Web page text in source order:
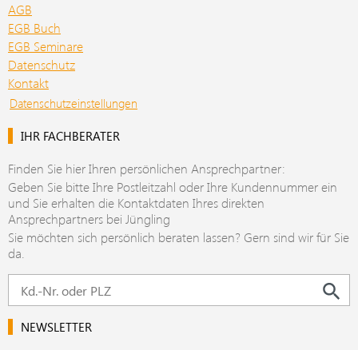
AGB
EGB Buch
EGB Seminare
Datenschutz
Kontakt
Datenschutzeinstellungen
IHR FACHBERATER
Finden Sie hier Ihren persönlichen Ansprechpartner:
Geben Sie bitte Ihre Postleitzahl oder Ihre Kundennummer ein
und Sie erhalten die Kontaktdaten Ihres direkten
Ansprechpartners bei Jüngling
Sie möchten sich persönlich beraten lassen? Gern sind wir für Sie
da.
NEWSLETTER